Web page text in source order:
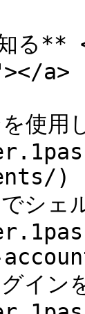
る
a>
使用
)
シェ
イン